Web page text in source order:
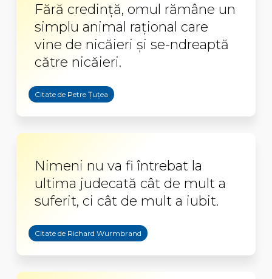
Fără credință, omul rămâne un
simplu animal rațional care
vine de nicăieri și se-ndreaptă
către nicăieri.
Citate de Petre Țuțea
Nimeni nu va fi întrebat la
ultima judecată cât de mult a
suferit, ci cât de mult a iubit.
Citate de Richard Wurmbrand